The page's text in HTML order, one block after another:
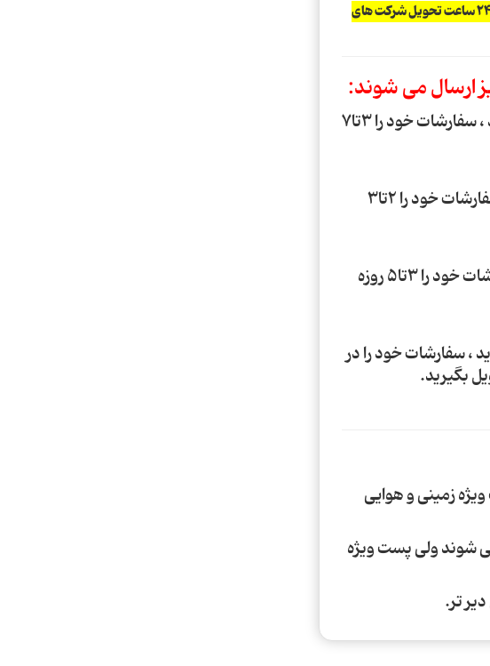
توجه : فروشگاه جانبی رامین هر روز ارسال دارد و تمامی سفارشات کمتر از 24 ساعت تحویل شرکت های
1. پست پیشتاز: با انتخاب پست پیشتاز در مرحله دوم خرید ، سفارشات خود را 3تا7
2. پست ویژه: با انتخاب پست ویژه در مرحله دوم خرید ، سفارشات خود را 2تا3
3. تیپاکس: با انتخاب تیپاکس در مرحله دوم خرید ، سفارشات خود را 3تا5 روزه
، سفارشات خود را در
بگیرید.
زمینی و هوایی
داده می شوند ولی پست ویژه